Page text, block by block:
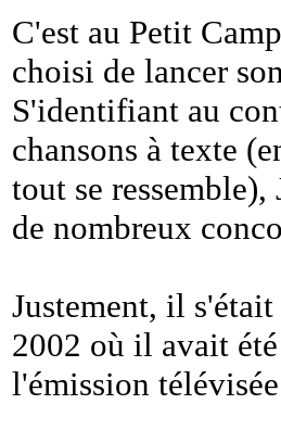
C'est au Petit
choisi de lancer
S'identifiant au
chansons à texte
tout se
de nombreux
Justement, il
2002 où il avait
l'émission télévisée